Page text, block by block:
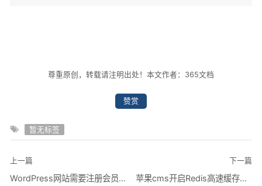
尊重原创，转载请注明出处！本文作者：365文档
赞赏
暂无标签
上一篇
WordPress网站需要注册会员并登录后才能访问的方法
下一篇
苹果cms开启Redis高速缓存加快访问速度